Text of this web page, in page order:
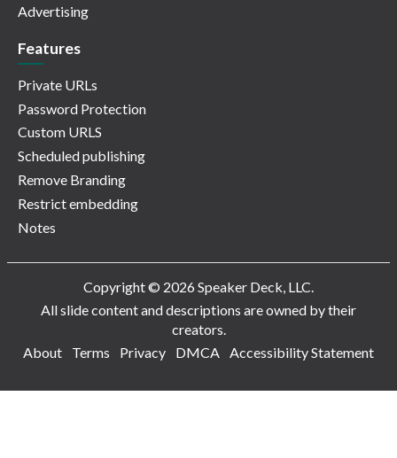
Advertising
Features
Private URLs
Password Protection
Custom URLS
Scheduled publishing
Remove Branding
Restrict embedding
Notes
Copyright © 2026 Speaker Deck, LLC.
All slide content and descriptions are owned by their
creators.
About
Terms Privacy DMCA Accessibility Statement